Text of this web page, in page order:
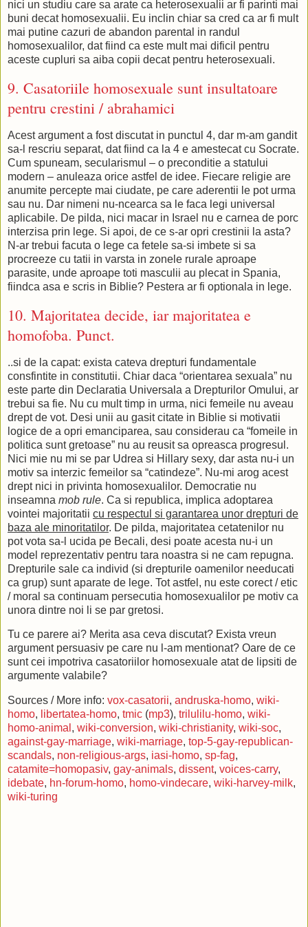
nici un studiu care sa arate ca heterosexualii ar fi parinti mai
buni decat homosexualii. Eu inclin chiar sa cred ca ar fi mult
mai putine cazuri de abandon parental in randul
homosexualilor, dat fiind ca este mult mai dificil pentru
aceste cupluri sa aiba copii decat pentru heterosexuali.
9. Casatoriile homosexuale sunt insultatoare
pentru crestini / abrahamici
Acest argument a fost discutat in punctul 4, dar m-am gandit
sa-l rescriu separat, dat fiind ca la 4 e amestecat cu Socrate.
Cum spuneam, secularismul – o preconditie a statului
modern – anuleaza orice astfel de idee. Fiecare religie are
anumite percepte mai ciudate, pe care aderentii le pot urma
sau nu. Dar nimeni nu-ncearca sa le faca legi universal
aplicabile. De pilda, nici macar in Israel nu e carnea de porc
interzisa prin lege. Si apoi, de ce s-ar opri crestinii la asta?
N-ar trebui facuta o lege ca fetele sa-si imbete si sa
procreeze cu tatii in varsta in zonele rurale aproape
parasite, unde aproape toti masculii au plecat in Spania,
fiindca asa e scris in Biblie? Pestera ar fi optionala in lege.
10. Majoritatea decide, iar majoritatea e
homofoba. Punct.
..si de la capat: exista cateva drepturi fundamentale
consfintite in constitutii. Chiar daca “orientarea sexuala” nu
este parte din Declaratia Universala a Drepturilor Omului, ar
trebui sa fie. Nu cu mult timp in urma, nici femeile nu aveau
drept de vot. Desi unii au gasit citate in Biblie si motivatii
logice de a opri emanciparea, sau considerau ca “fomeile in
politica sunt gretoase” nu au reusit sa opreasca progresul.
Nici mie nu mi se par Udrea si Hillary sexy, dar asta nu-i un
motiv sa interzic femeilor sa “catindeze”. Nu-mi arog acest
drept nici in privinta homosexualilor. Democratie nu
inseamna mob rule. Ca si republica, implica adoptarea
vointei majoritatii cu respectul si garantarea unor drepturi de
baza ale minoritatilor. De pilda, majoritatea cetatenilor nu
pot vota sa-l ucida pe Becali, desi poate acesta nu-i un
model reprezentativ pentru tara noastra si ne cam repugna.
Drepturile sale ca individ (si drepturile oamenilor needucati
ca grup) sunt aparate de lege. Tot astfel, nu este corect / etic
/ moral sa continuam persecutia homosexualilor pe motiv ca
unora dintre noi li se par gretosi.
Tu ce parere ai? Merita asa ceva discutat? Exista vreun
argument persuasiv pe care nu l-am mentionat? Oare de ce
sunt cei impotriva casatoriilor homosexuale atat de lipsiti de
argumente valabile?
Sources / More info: vox-casatorii, andruska-homo, wiki-
homo, libertatea-homo, tmic (mp3), trilulilu-homo, wiki-
homo-animal , wiki-conversion, wiki-christianity, wiki-soc,
against-gay-marriage, wiki-marriage, top-5-gay-republican-
scandals, non-religious-args, iasi-homo, sp-fag,
catamite=homopasiv, gay-animals, dissent, voices-carry,
idebate, hn-forum-homo, homo-vindecare, wiki-harvey-milk,
wiki-turing